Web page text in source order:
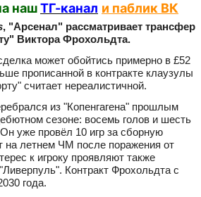
нашТГ-канал и паблик ВК
, "Арсенал" рассматривает трансфер
ВиктораФрохольдта.
может обойтись примерно в £52
прописанной в контракте клаузулы
считает нереалистичной.
из "Копенгагена" прошлым
сезоне: восемь голов и шесть
уже провёл 10 игр за сборную
на летнем ЧМ после поражения от
к игроку проявляют также
Контракт Фрохольдта с
года.